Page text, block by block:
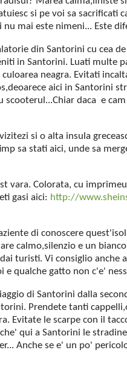
si pe voi sa sacrificati
nu mai este nimeni... Este
din Santorini cu cea
in Santorini. Luati multe
neagra. Evitati
aici in Santorini
scooterul...Chiar daca e
si o alta insula
sa stati aici, unde sa
vara. Colorata, cu
gasi aici: http://
di conoscere
calmo,silenzio e un
turisti. Vi consiglio
qualche gatto non c'e'
di Santorini dalla
Prendete tanti
Evitate le scarpe con il
qui a Santorini le
Anche se e' un po'